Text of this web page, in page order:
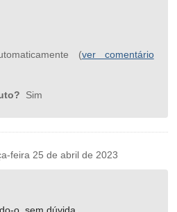
(ver comentário
Sim
25 de abril de 2023